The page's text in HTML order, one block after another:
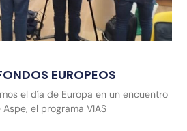
EUROPEOS
el día de Europa en un encuentro
el programa VIAS